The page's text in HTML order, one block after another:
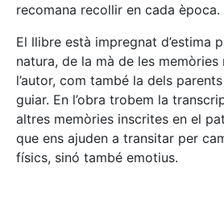
recomana recollir en cada època.
El llibre està impregnat d’estima
natura, de la mà de les memòries
l’autor, com també la dels
guiar. En l’obra trobem la
altres memòries inscrites en el
que ens ajuden a transitar per
físics, sinó també emotius.